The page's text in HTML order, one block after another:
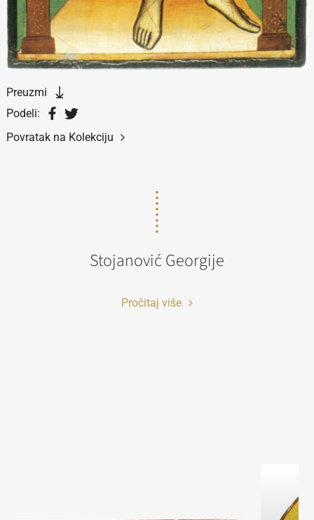
Preuzmi
Podeli:
Povratak na Kolekciju
Stojanović Georgije
Pročitaj više